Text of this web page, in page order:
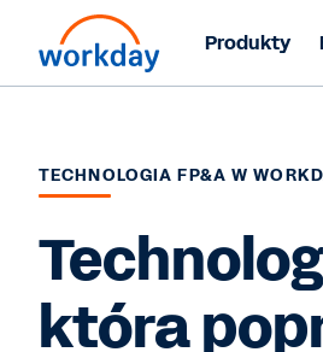
Produkty
TECHNOLOGIA FP&A W
która